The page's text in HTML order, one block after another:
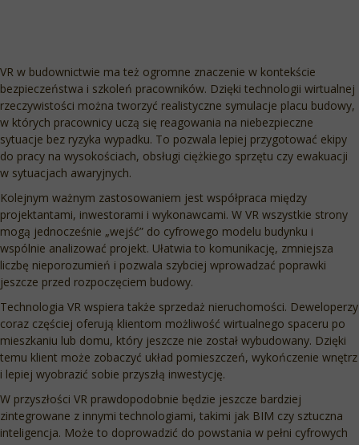
VR w budownictwie ma też ogromne znaczenie w kontekście
bezpieczeństwa i szkoleń pracowników. Dzięki technologii wirtualnej
rzeczywistości można tworzyć realistyczne symulacje placu budowy,
w których pracownicy uczą się reagowania na niebezpieczne
sytuacje bez ryzyka wypadku. To pozwala lepiej przygotować ekipy
do pracy na wysokościach, obsługi ciężkiego sprzętu czy ewakuacji
w sytuacjach awaryjnych.
Kolejnym ważnym zastosowaniem jest współpraca między
projektantami, inwestorami i wykonawcami. W VR wszystkie strony
mogą jednocześnie „wejść” do cyfrowego modelu budynku i
wspólnie analizować projekt. Ułatwia to komunikację, zmniejsza
liczbę nieporozumień i pozwala szybciej wprowadzać poprawki
jeszcze przed rozpoczęciem budowy.
Technologia VR wspiera także sprzedaż nieruchomości. Deweloperzy
coraz częściej oferują klientom możliwość wirtualnego spaceru po
mieszkaniu lub domu, który jeszcze nie został wybudowany. Dzięki
temu klient może zobaczyć układ pomieszczeń, wykończenie wnętrz
i lepiej wyobrazić sobie przyszłą inwestycję.
W przyszłości VR prawdopodobnie będzie jeszcze bardziej
zintegrowane z innymi technologiami, takimi jak BIM czy sztuczna
inteligencja. Może to doprowadzić do powstania w pełni cyfrowych